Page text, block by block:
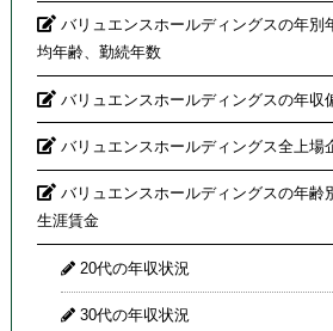
バリュエンスホールディングスの年別
均年齢、勤続年数
バリュエンスホールディングスの年収
バリュエンスホールディングス全上場
バリュエンスホールディングスの年齢
生涯賃金
20代の年収状況
30代の年収状況